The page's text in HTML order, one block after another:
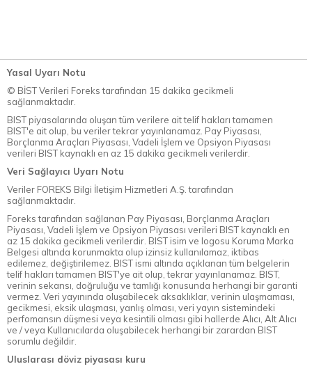
Yasal Uyarı Notu
© BİST Verileri Foreks tarafından 15 dakika gecikmeli
sağlanmaktadır.
BIST piyasalarında oluşan tüm verilere ait telif hakları tamamen
BIST'e ait olup, bu veriler tekrar yayınlanamaz. Pay Piyasası,
Borçlanma Araçları Piyasası, Vadeli İşlem ve Opsiyon Piyasası
verileri BIST kaynaklı en az 15 dakika gecikmeli verilerdir.
Veri Sağlayıcı Uyarı Notu
Veriler FOREKS Bilgi İletişim Hizmetleri A.Ş. tarafından
sağlanmaktadır.
Foreks tarafından sağlanan Pay Piyasası, Borçlanma Araçları
Piyasası, Vadeli İşlem ve Opsiyon Piyasası verileri BIST kaynaklı en
az 15 dakika gecikmeli verilerdir. BIST isim ve logosu Koruma Marka
Belgesi altında korunmakta olup izinsiz kullanılamaz, iktibas
edilemez, değiştirilemez. BIST ismi altında açıklanan tüm belgelerin
telif hakları tamamen BIST'ye ait olup, tekrar yayınlanamaz. BIST,
verinin sekansı, doğruluğu ve tamlığı konusunda herhangi bir garanti
vermez. Veri yayınında oluşabilecek aksaklıklar, verinin ulaşmaması,
gecikmesi, eksik ulaşması, yanlış olması, veri yayın sistemindeki
perfomansın düşmesi veya kesintili olması gibi hallerde Alıcı, Alt Alıcı
ve / veya Kullanıcılarda oluşabilecek herhangi bir zarardan BIST
sorumlu değildir.
Uluslarası döviz piyasası kuru